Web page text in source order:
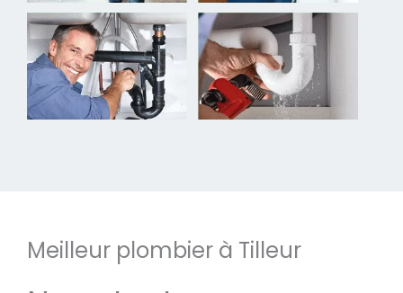
Meilleur plombier à Tilleur